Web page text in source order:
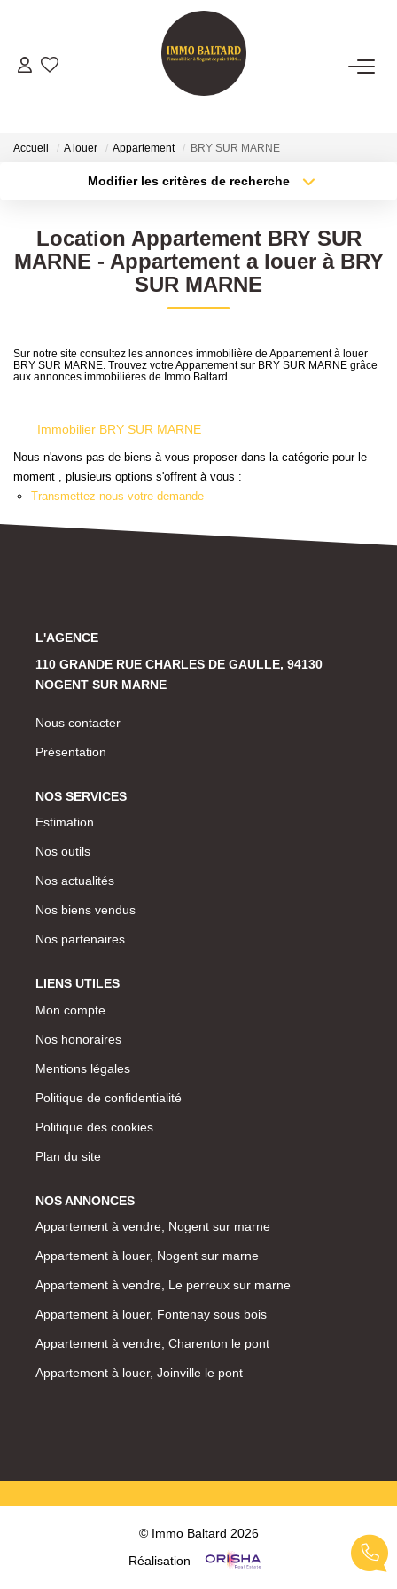
VENTES
LOCATIONS
ESTIMATION
Notre Équipe
CONTACT
Accueil A louer Appartement BRY SUR MARNE
Modifier les critères de recherche
Sélectionnez...
Type de bien
Surface min
Location Appartement BRY SUR
MARNE - Appartement a louer à BRY
SUR MARNE
Sur notre site consultez les annonces immobilière de Appartement à louer
BRY SUR MARNE. Trouvez votre Appartement sur BRY SUR MARNE grâce
aux annonces immobilières de Immo Baltard.
Immobilier BRY SUR MARNE
Nous n'avons pas de biens à vous proposer dans la catégorie pour le
moment , plusieurs options s'offrent à vous :
Transmettez-nous votre demande
L'AGENCE
110 GRANDE RUE CHARLES DE GAULLE, 94130
NOGENT SUR MARNE
Nous contacter
Présentation
NOS SERVICES
Estimation
Nos outils
Nos actualités
Nos biens vendus
Nos partenaires
LIENS UTILES
Mon compte
Nos honoraires
Mentions légales
Politique de confidentialité
Politique des cookies
Plan du site
NOS ANNONCES
Appartement à vendre, Nogent sur marne
Appartement à louer, Nogent sur marne
Appartement à vendre, Le perreux sur marne
Appartement à louer, Fontenay sous bois
Appartement à vendre, Charenton le pont
Appartement à louer, Joinville le pont
© Immo Baltard 2026
Réalisation